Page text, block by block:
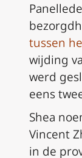
tussen
wijding
werd
eens
Shea
Vincent
in de